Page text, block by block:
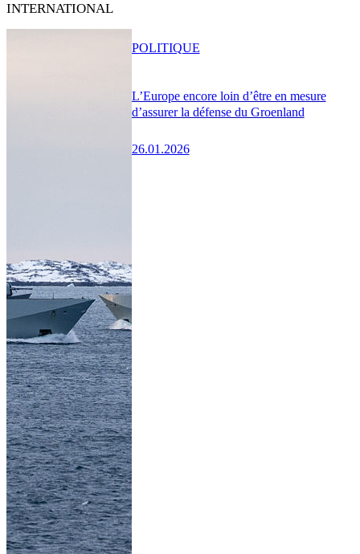
INTERNATIONAL
L’Europe encore loin d’être en mesure
d’assurer la défense du Groenland
26.01.2026
POLITIQUE